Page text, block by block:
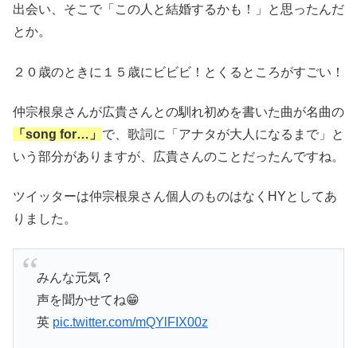
出会い、そこで「この人と結婚するかも！」と思ったんだ
とか。
２０歳のときに１５歳にビビビ！とくるところがすごい！
仲宗根泉さんが広貴さんとの馴れ初めを書いた曲が名曲の
「song for…」 で、歌詞に「アナタが大人になるまで」と
いう部分がありますが、広貴さんのことだったんですね。
ツイッターは仲宗根泉さん個人のものはなくHYとしてあ
りました。
みんな元気？
声を聞かせてね😁
英 pic.twitter.com/mQYlFIX00z